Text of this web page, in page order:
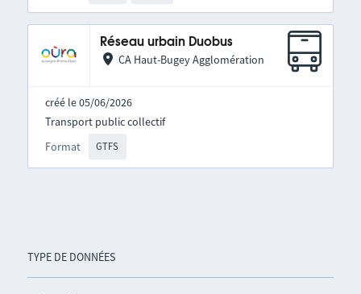
TYPE DE DONNÉES
Réseau urbain Duobus
CA Haut-Bugey Agglomération
créé le 05/06/2026
Format GTFS
Transport public collectif